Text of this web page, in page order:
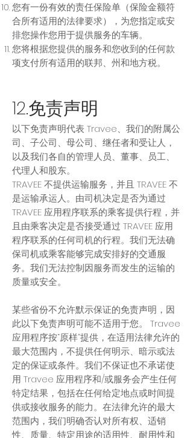
您有一份有效的责任保险单（保险金额符
合所有适用的法律要求），为您指定或安
排您操作您用于提供服务的车辆。
您将根据您提供的服务和您收到的任何款
项支付所有适用的联邦、州和地方税。
12.免责声明
以下免责声明代表 Travee、我们的附属公
司、子公司、母公司、继任者和受让人，
以及我们各自的管理人员、董事、员工、
代理人和股东。
TRAVEE 不提供运输服务，并且 TRAVEE 不
是运输承运人。由司机决定是否为通过
TRAVEE 应用程序联系的乘客提供行程，并
且由乘客决定是否接受通过 TRAVEE 应用
程序联系的任何司机的行程。我们无法确
保司机或乘客能够完成安排好的交通服
务。我们无法控制因服务而发生的运输的
质量或安全。
某些省份不允许默示保证的免责声明，因
此以下免责声明可能不适用于您。 Travee
应用程序按“原样”提供，在适用法律允许的
最大范围内，不提供任何明示、暗示或法
定的保证或条件。我们不保证也不承诺使
用 Travee 应用程序和/或服务会产生任何
特定结果，包括在任何给定地点或时间提
供或接收服务的能力。在法律允许的最大
范围内，我们明确否认对所有权、适销
性、质量、特定用途的适用性、耐用性和